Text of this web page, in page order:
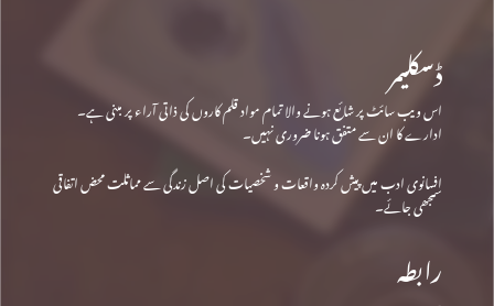
ڈسکلیمر
اس ویب سائٹ پر شائع ہونے والا تمام مواد قلم کاروں کی ذاتی آراء پر مبنی ہے۔
ادارے کا ان سے متفق ہونا ضروری نہیں۔
افسانوی ادب میں پیش کردہ واقعات و شخصیات کی اصل زندگی سے مماثلت محض اتفاقی
سمجھی جائے۔
رابطہ